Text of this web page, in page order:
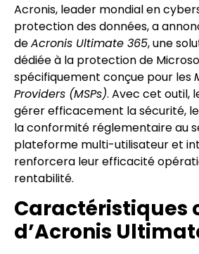
Acronis, leader mondial en
protection des données, a
deAcronis Ultimate 365, une
dédiée à la protection de
spécifiquement conçue pour les
Providers (MSPs). Avec cet outil,
gérer efficacement la sécurité,
la conformité réglementaire au
plateforme multi-utilisateur et
renforcera leur efficacité
rentabilité.
Caractéristiques
d’Acronis